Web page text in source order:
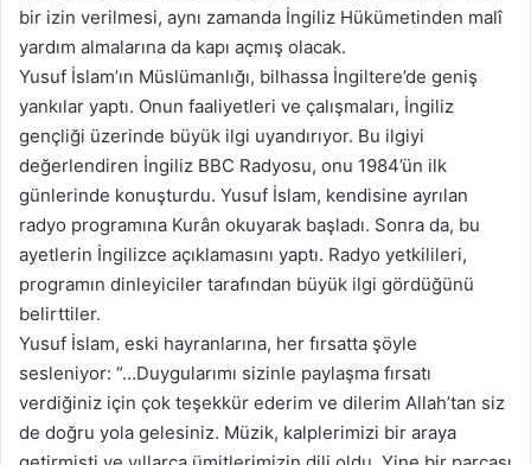
bir izin verilmesi, aynı zamanda İngiliz Hükümetinden malî
yardım almalarına da kapı açmış olacak.
Yusuf İslam’ın Müslümanlığı, bilhassa İngiltere’de geniş
yankılar yaptı. Onun faaliyetleri ve çalışmaları, İngiliz
gençliği üzerinde büyük ilgi uyandırıyor. Bu ilgiyi
değerlendiren İngiliz BBC Radyosu, onu 1984’ün ilk
günlerinde konuşturdu. Yusuf İslam, kendisine ayrılan
radyo programına Kurân okuyarak başladı. Sonra da, bu
ayetlerin İngilizce açıklamasını yaptı. Radyo yetkilileri,
programın dinleyiciler tarafından büyük ilgi gördüğünü
belirttiler.
Yusuf İslam, eski hayranlarına, her fırsatta şöyle
sesleniyor: “…Duygularımı sizinle paylaşma fırsatı
verdiğiniz için çok teşekkür ederim ve dilerim Allah’tan siz
de doğru yola gelesiniz. Müzik, kalplerimizi bir araya